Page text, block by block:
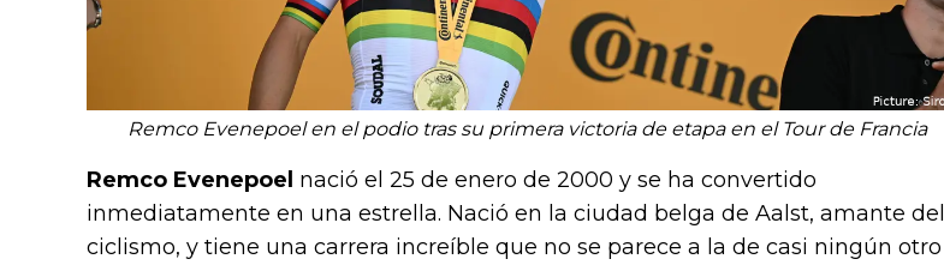
Remco Evenepoel en el podio tras su primera victoria de etapa en el Tour de Francia
Remco Evenepoel nació el 25 de enero de 2000 y se ha convertido
inmediatamente en una estrella. Nació en la ciudad belga de Aalst, amante del
ciclismo, y tiene una carrera increíble que no se parece a la de casi ningún otro